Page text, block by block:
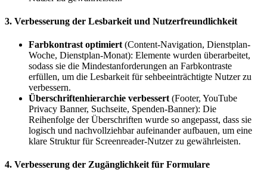
3. Verbesserung der Lesbarkeit und Nutzerfreundlichkeit
Farbkontrast optimiert (Content-Navigation, Dienstplan-
Woche, Dienstplan-Monat): Elemente wurden überarbeitet,
sodass sie die Mindestanforderungen an Farbkontraste
erfüllen, um die Lesbarkeit für sehbeeinträchtigte Nutzer zu
verbessern.
Überschriftenhierarchie verbessert (Footer, YouTube
Privacy Banner, Suchseite, Spenden-Banner): Die
Reihenfolge der Überschriften wurde so angepasst, dass sie
logisch und nachvollziehbar aufeinander aufbauen, um eine
klare Struktur für Screenreader-Nutzer zu gewährleisten.
4. Verbesserung der Zugänglichkeit für Formulare